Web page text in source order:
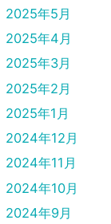
2025年5月
2025年4月
2025年3月
2025年2月
2025年1月
2024年12月
2024年11月
2024年10月
2024年9月